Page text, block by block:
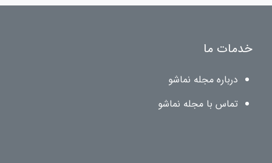
خدمات ما
درباره مجله نماشو
تماس با مجله نماشو